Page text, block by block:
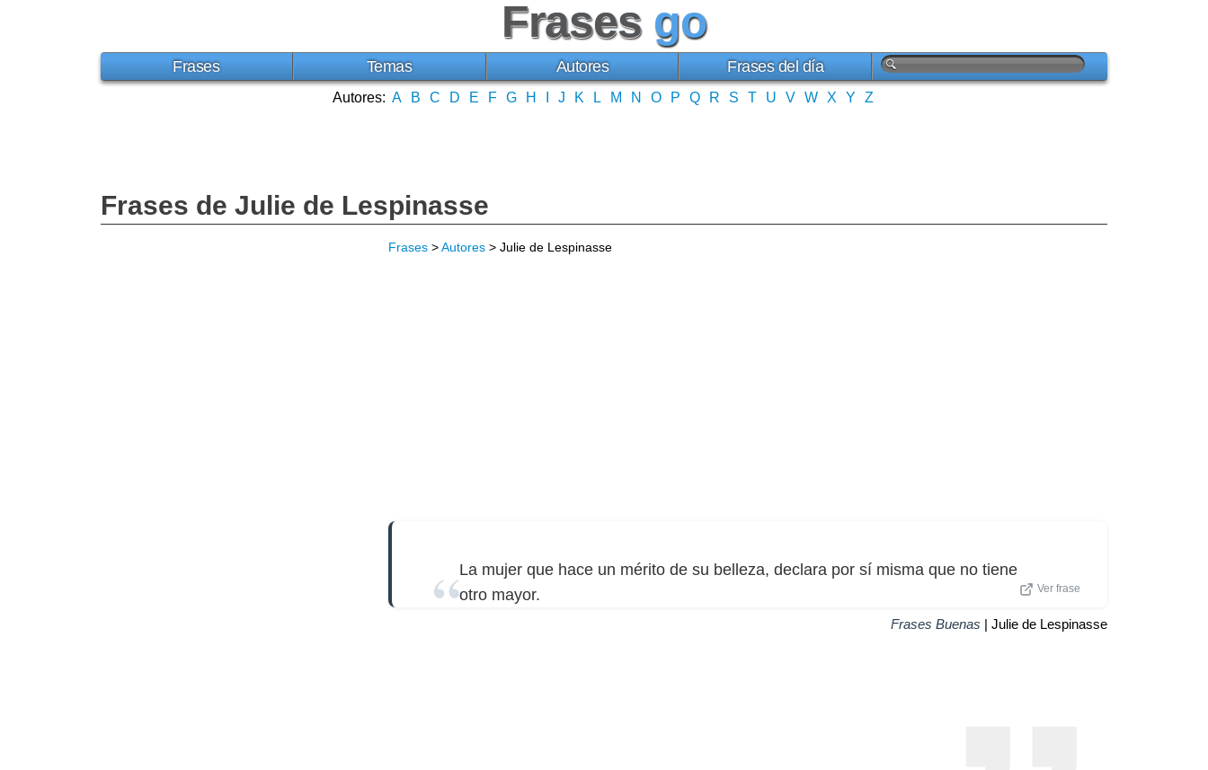
Frases go
Frases Temas Autores Frases del día
Autores: A B C D E F G H J K L M N O P Q R S T U V W X Y Z
Frases de Julie de Lespinasse
Frases >Autores > Julie de Lespinasse
La mujer que hace un mérito de su belleza, declara por sí misma que no tiene
otro mayor.
Ver frase
Frases Buenas | Julie de Lespinasse